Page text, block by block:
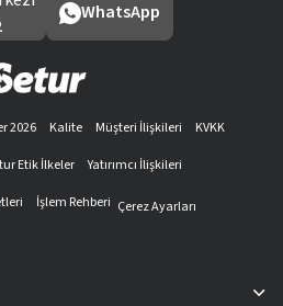
WhatsApp
2026 Kalite Müşteri İlişkileri
KVKK
Etik İlkeler
Yatırımcı İlişkileri
İşlem Rehberi Çerez Ayarları